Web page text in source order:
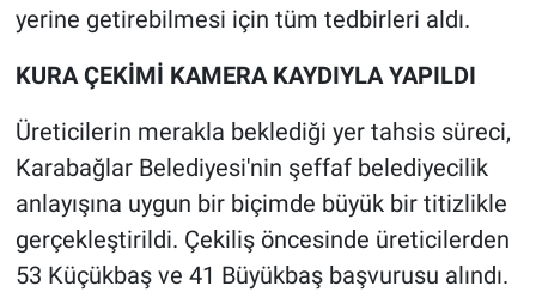
yerine getirebilmesi için tüm tedbirleri aldı.
KURA ÇEKİMİ KAMERA KAYDIYLA YAPILDI
Üreticilerin merakla beklediği yer tahsis süreci,
Karabağlar Belediyesi'nin şeffaf belediyecilik
anlayışına uygun bir biçimde büyük bir titizlikle
gerçekleştirildi. Çekiliş öncesinde üreticilerden
53 Küçükbaş ve 41 Büyükbaş başvurusu alındı.